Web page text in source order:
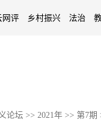
网评 乡村振兴 法治
论坛 >> 2021年 >> 第7期